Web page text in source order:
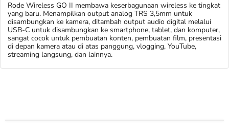
Rode Wireless GO II membawa keserbagunaan wireless ke tingkat
yang baru. Menampilkan output analog TRS 3,5mm untuk
disambungkan ke kamera, ditambah output audio digital melalui
USB-C untuk disambungkan ke smartphone, tablet, dan komputer,
sangat cocok untuk pembuatan konten, pembuatan film, presentasi
di depan kamera atau di atas panggung, vlogging, YouTube,
streaming langsung, dan lainnya.